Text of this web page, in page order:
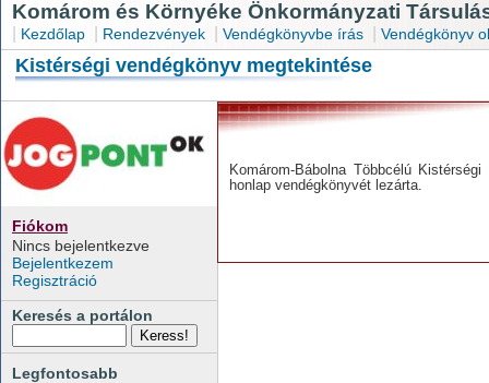
Komárom és Környéke Önkormányzati
Kezdőlap Rendezvények Vendégkönyvbe írás Vendégkönyv
Kistérségi vendégkönyv megtekintése
Fiókom
Nincs bejelentkezve
Bejelentkezem
Regisztráció
Keresés a portálon
Legfontosabb
Komárom-Bábolna Többcélú
honlap vendégkönyvét lezárta.